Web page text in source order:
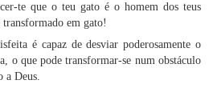
te que o teu gato é o homem dos teus
em gato!
é capaz de desviar poderosamente o
o que pode transformar-se num obstáculo
a Deus.